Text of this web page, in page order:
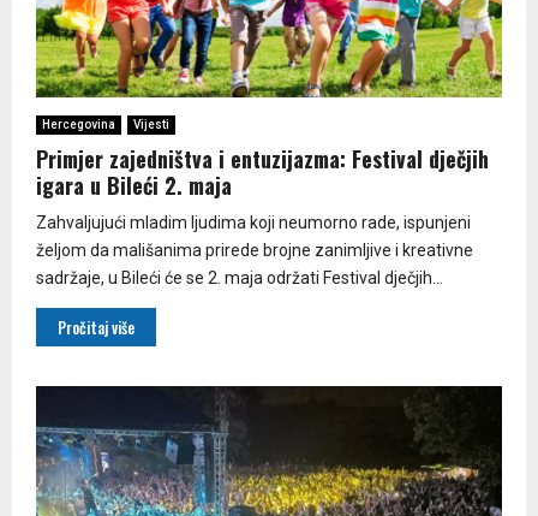
Hercegovina Vijesti
Primjer zajedništva i entuzijazma: Festival dječjih
igara u Bileći 2. maja
Zahvaljujući mladim ljudima koji neumorno rade, ispunjeni
željom da mališanima prirede brojne zanimljive i kreativne
sadržaje, u Bileći će se 2. maja održati Festival dječjih...
Pročitaj više